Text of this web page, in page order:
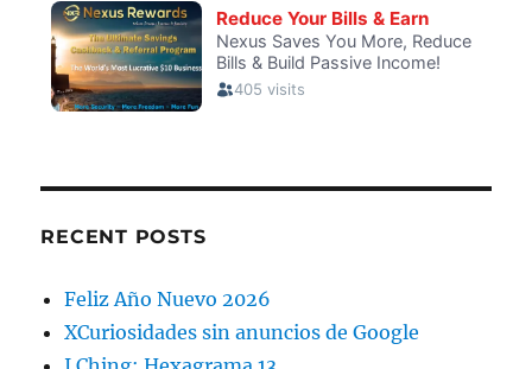
RECENT POSTS
Feliz Año Nuevo 2026
XCuriosidades sin anuncios de Google